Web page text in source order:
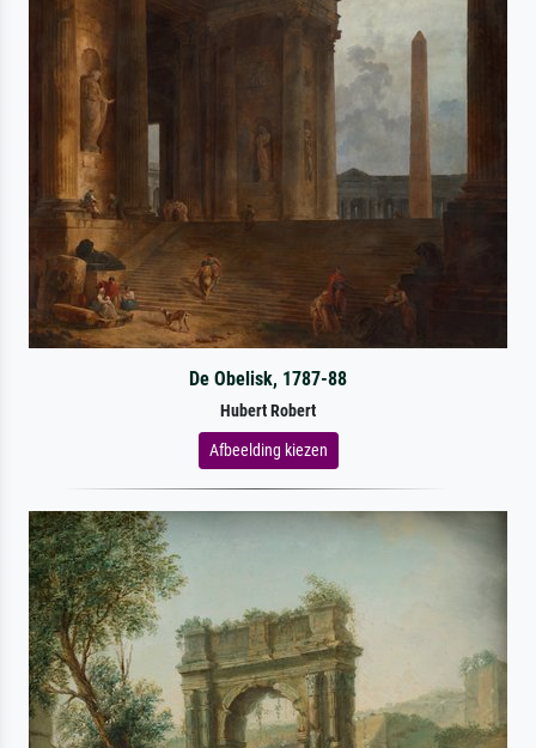
De Obelisk, 1787-88
Hubert Robert
Afbeelding kiezen